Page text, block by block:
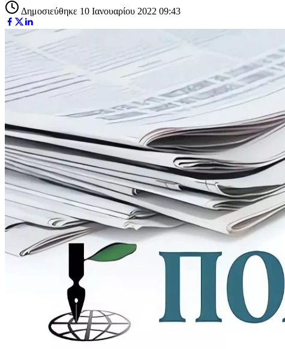
Δημοσιεύθηκε 10 Ιανουαρίου 2022 09:43